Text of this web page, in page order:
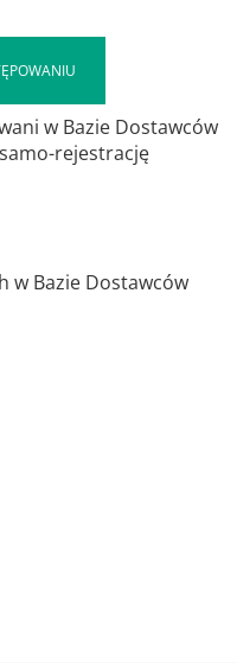
w Bazie Dostawców
rejestrację
w Bazie Dostawców